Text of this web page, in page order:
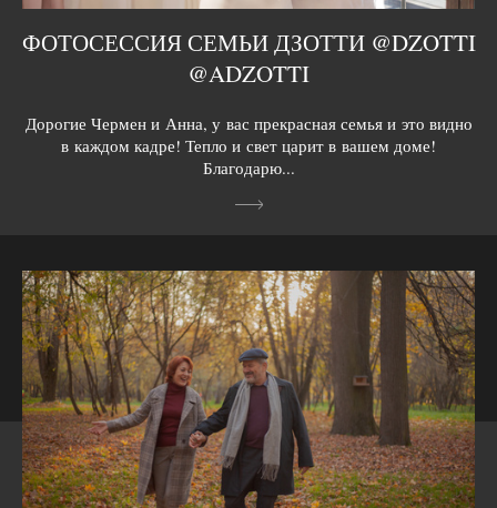
ФОТОСЕССИЯ СЕМЬИ ДЗОТТИ @DZOTTI
@ADZOTTI
Дорогие Чермен и Анна, у вас прекрасная семья и это видно
в каждом кадре! Тепло и свет царит в вашем доме!
Благодарю...